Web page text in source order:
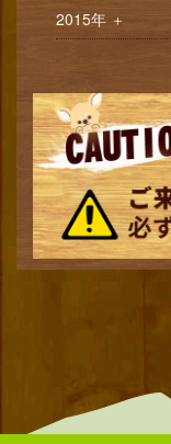
2015年 ＋